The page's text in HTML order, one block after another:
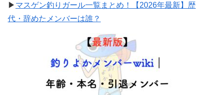
▶ マスゲン釣りガール一覧まとめ！【2026年最新】歴
代・辞めたメンバーは誰？